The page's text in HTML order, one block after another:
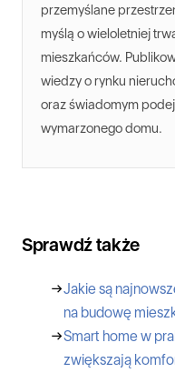
przemyślane
myślą o wieloletniej
mieszkańców.
wiedzy o rynku
oraz świadomym
wymarzonego domu.
Sprawdź także
→Jakie są
na budowę
→Smart home w
zwiększają